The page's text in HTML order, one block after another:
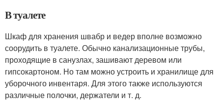
В туалете
Шкаф для хранения швабр и ведер вполне возможно
соорудить в туалете. Обычно канализационные трубы,
проходящие в санузлах, зашивают деревом или
гипсокартоном. Но там можно устроить и хранилище для
уборочного инвентаря. Для этого также используются
различные полочки, держатели и т. д.